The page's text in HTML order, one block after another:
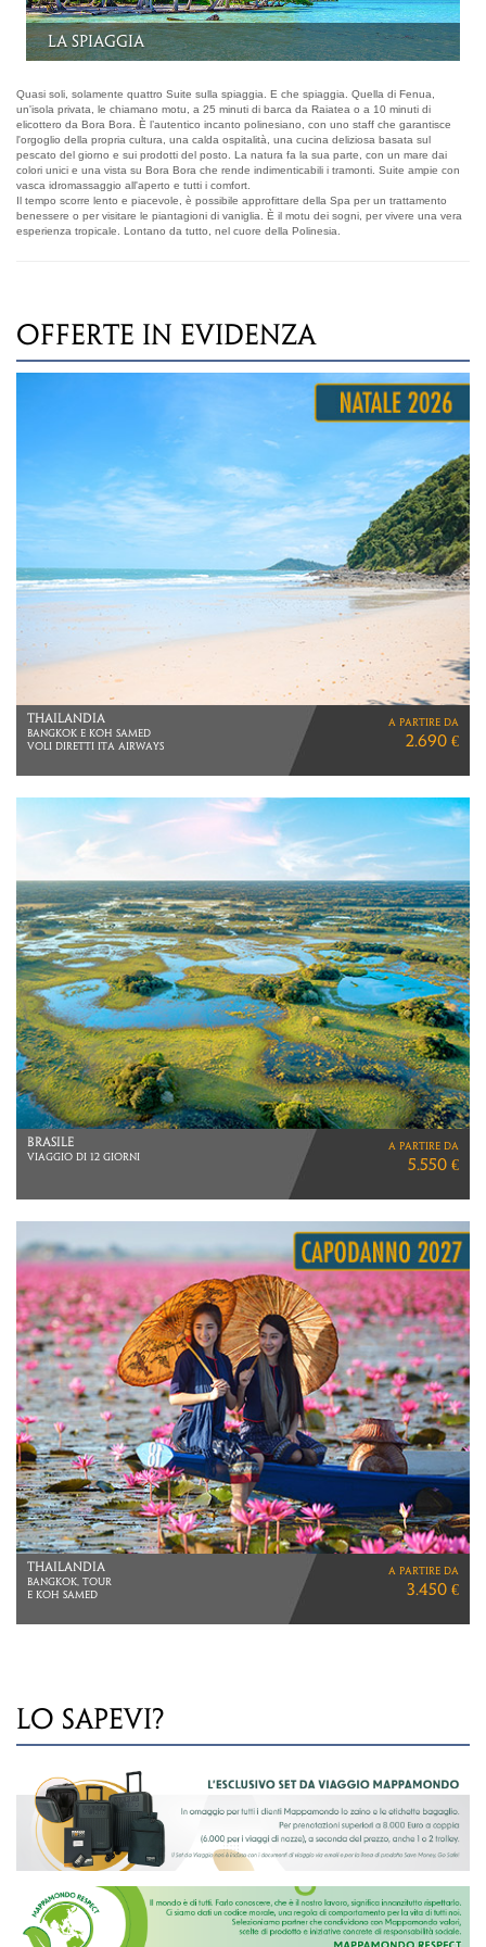
Sunset Bora Bora Suite Bungalow
Quasi soli, solamente quattro Suite sulla spiaggia. E che spiaggia. Quella di Fenua,
un'isola privata, le chiamano motu, a 25 minuti di barca da Raiatea o a 10 minuti di
elicottero da Bora Bora. È l’autentico incanto polinesiano, con uno staff che garantisce
l'orgoglio della propria cultura, una calda ospitalità, una cucina deliziosa basata sul
pescato del giorno e sui prodotti del posto. La natura fa la sua parte, con un mare dai
colori unici e una vista su Bora Bora che rende indimenticabili i tramonti. Suite ampie con
vasca idromassaggio all'aperto e tutti i comfort.
Il tempo scorre lento e piacevole, è possibile approfittare della Spa per un trattamento
benessere o per visitare le piantagioni di vaniglia. È il motu dei sogni, per vivere una vera
esperienza tropicale. Lontano da tutto, nel cuore della Polinesia.
OFFERTE IN EVIDENZA
TANZANIA
SAFARI, MASAI E ZANZIBAR
VIAGGIO DI 15 GIORNI
a partire da
4.890 €
FILIPPINE
VIAGGIO DI 11 GIORNI
a partire da
4.090 €
POLINESIA
VIAGGIO DI 15 GIORNI
Tahiti > Moorea > Taha’a > Bora Bora
a partire da
9.590 €
LO SAPEVI?